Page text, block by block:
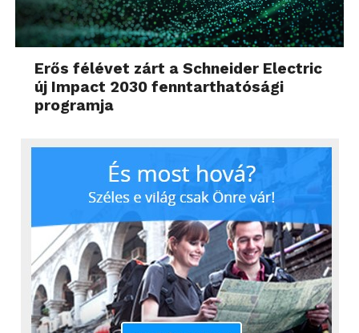
Erős félévet zárt a Schneider Electric
új Impact 2030 fenntarthatósági
programja